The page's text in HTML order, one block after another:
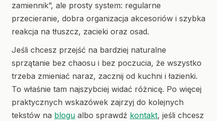
zamiennik”, ale prosty system: regularne
przecieranie, dobra organizacja akcesoriów i szybka
reakcja na tłuszcz, zacieki oraz osad.
Jeśli chcesz przejść na bardziej naturalne
sprzątanie bez chaosu i bez poczucia, że wszystko
trzeba zmieniać naraz, zacznij od kuchni i łazienki.
To właśnie tam najszybciej widać różnicę. Po więcej
praktycznych wskazówek zajrzyj do kolejnych
tekstów na blogu albo sprawdź kontakt, jeśli chcesz